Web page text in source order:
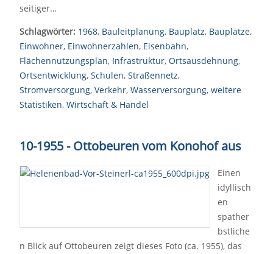
seitiger…
Schlagwörter: 1968, Bauleitplanung, Bauplatz, Bauplätze,
Einwohner, Einwohnerzahlen, Eisenbahn,
Flächennutzungsplan, Infrastruktur, Ortsausdehnung,
Ortsentwicklung, Schulen, Straßennetz,
Stromversorgung, Verkehr, Wasserversorgung, weitere
Statistiken, Wirtschaft & Handel
10-1955 - Ottobeuren vom Konohof aus
Einen
idyllisch
en
späther
bstliche
n Blick auf Ottobeuren zeigt dieses Foto (ca. 1955), das